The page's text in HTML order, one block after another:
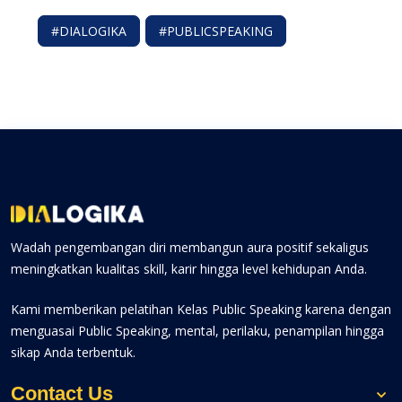
#DIALOGIKA #PUBLICSPEAKING
Wadah pengembangan diri membangun aura positif sekaligus
meningkatkan kualitas skill, karir hingga level kehidupan Anda.
Kami memberikan pelatihan Kelas Public Speaking karena dengan
menguasai Public Speaking, mental, perilaku, penampilan hingga
sikap Anda terbentuk.
Contact Us